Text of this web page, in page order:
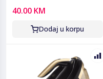
40.00 KM
Dodaj u korpu